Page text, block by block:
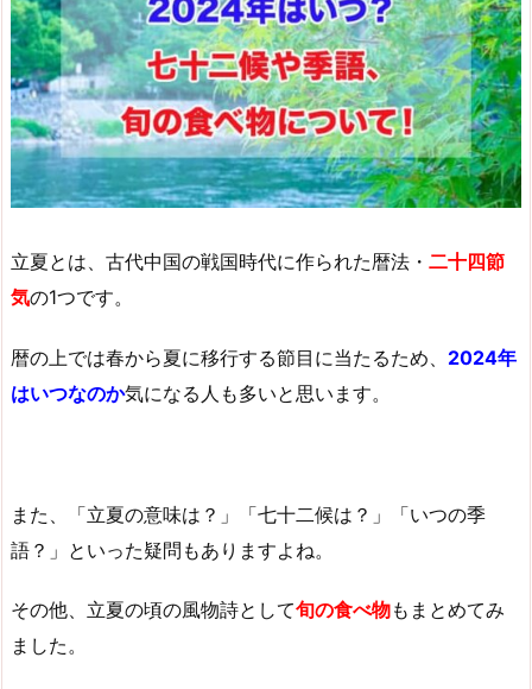
立夏とは、古代中国の戦国時代に作られた暦法・ 二十四節
気の1つです。
暦の上では春から夏に移行する節目に当たるため、 2024年
はいつなのか気になる人も多いと思います。
また、「立夏の意味は？」「七十二候は？」「いつの季
語？」といった疑問もありますよね。
その他、立夏の頃の風物詩として旬の食べ物もまとめてみ
ました。